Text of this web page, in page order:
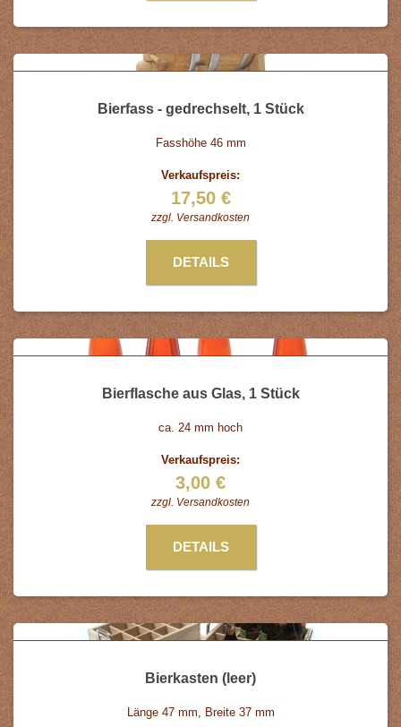
Bierfass - gedrechselt, 1 Stück
Fasshöhe 46 mm
Verkaufspreis:
17,50 €
zzgl. Versandkosten
DETAILS
Bierflasche aus Glas, 1 Stück
ca. 24 mm hoch
Verkaufspreis:
3,00 €
zzgl. Versandkosten
DETAILS
Bierkasten (leer)
Länge 47 mm, Breite 37 mm